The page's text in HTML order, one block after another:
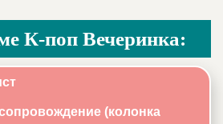
К-поп Вечеринка:
(колонка